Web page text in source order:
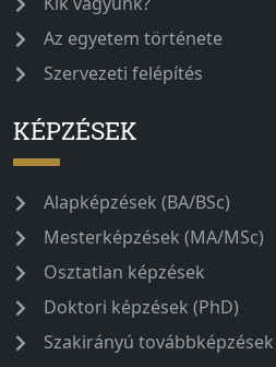
Az egyetem története
Szervezeti felépítés
KÉPZÉSEK
Alapképzések (BA/BSc)
Mesterképzések (MA/MSc)
Osztatlan képzések
Doktori képzések (PhD)
Szakirányú továbbképzések